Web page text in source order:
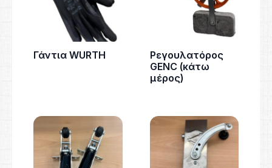
Γάντια WURTH
Ρεγουλατόρος
GENC (κάτω
μέρος)